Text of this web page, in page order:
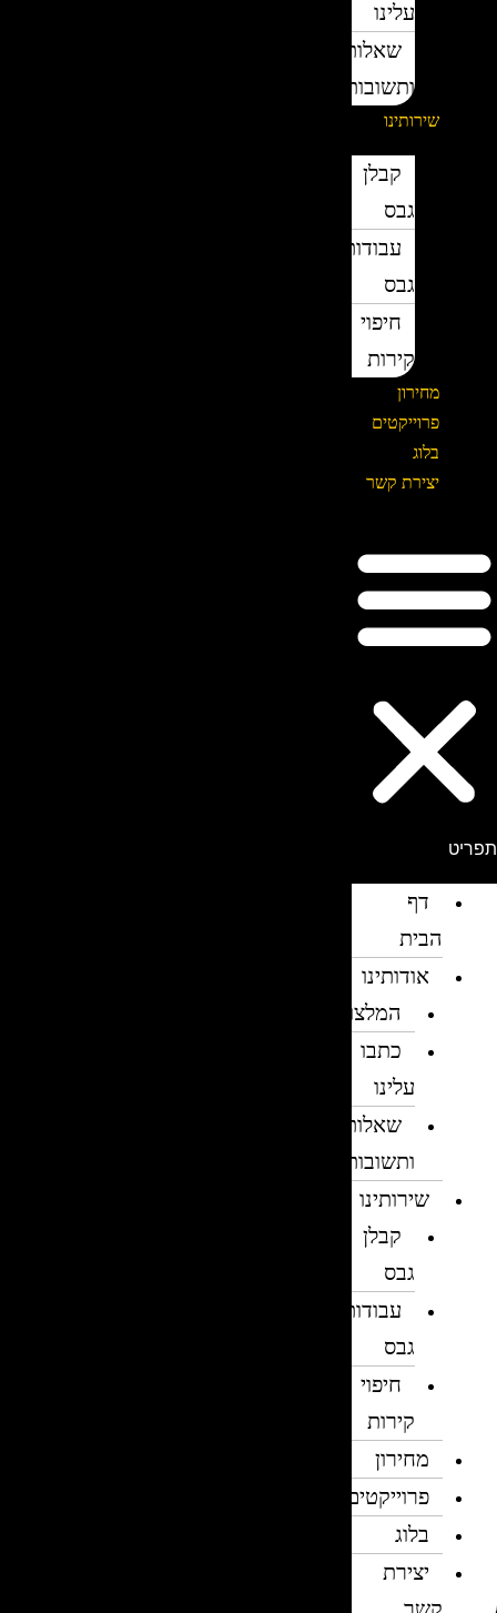
עלינו
שאלות
ותשובות
שירותינו
קבלן
גבס
עבודות
גבס
חיפוי
קירות
מחירון
פרוייקטים
בלוג
יצירת קשר
דף
הבית
אודותינו
המלצות
כתבו
עלינו
שאלות
ותשובות
שירותינו
קבלן
גבס
עבודות
גבס
חיפוי
קירות
מחירון
פרוייקטים
בלוג
יצירת